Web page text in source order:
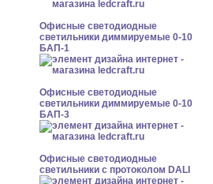
Офисные светодиодные
светильники диммируемые 0-10
БАП-1
Офисные светодиодные
светильники диммируемые 0-10
БАП-3
Офисные светодиодные
светильники с протоколом DALI